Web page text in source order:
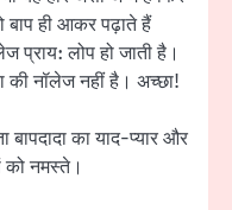
ही आकर पढ़ाते हैं
प्राय: लोप हो जाती है।
की नॉलेज नहीं है। अच्छा!
बापदादा का याद-प्यार और
को नमस्ते।